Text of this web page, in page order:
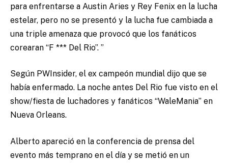
para enfrentarse a Austin Aries y Rey Fenix en la lucha
estelar, pero no se presentó y la lucha fue cambiada a
una triple amenaza que provocó que los fanáticos
corearan “F *** Del Rio”. ”
Según PWInsider, el ex campeón mundial dijo que se
había enfermado. La noche antes Del Rio fue visto en el
show/fiesta de luchadores y fanáticos “WaleMania” en
Nueva Orleans.
Alberto apareció en la conferencia de prensa del
evento más temprano en el día y se metió en un